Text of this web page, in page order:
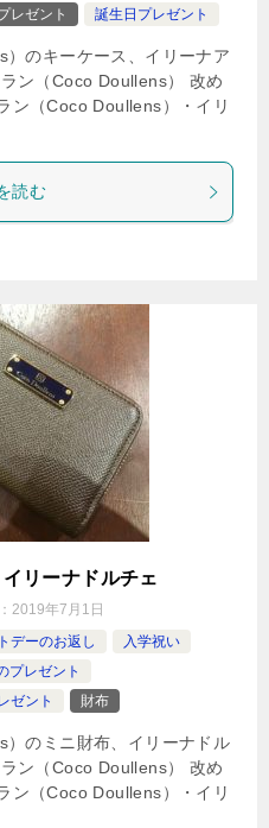
レゼント 誕生日プレゼント
のキーケース、イリーナア
ン（Coco Doullens） 改め
ン（Coco Doullens）・イリ
読む
リーナドルチェ
2019年7月1日
デーのお返し
入学祝い
プレゼント
ゼント 財布
のミニ財布、イリーナドル
ン（Coco Doullens） 改め
ン（Coco Doullens）・イリ